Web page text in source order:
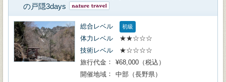
の戸隠3days
総合レベル 初級
体力レベル
★★☆☆☆
技術レベル
★☆☆☆☆
旅行代金
¥68,000（税込）
開催地域
中部（長野県）